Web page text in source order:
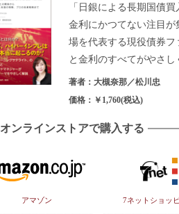
「日銀による長期国債
金利にかつてない注目
場を代表する現役債券
と金利のすべてがやさし
著者：大槻奈那／松川忠
価格：￥1,760(税込)
オンラインストアで購入する
アマゾン 7ネットショッ